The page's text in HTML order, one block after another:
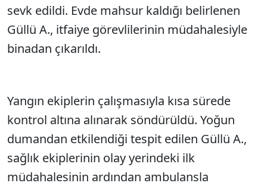
sevk edildi. Evde mahsur kaldığı belirlenen
Güllü A., itfaiye görevlilerinin müdahalesiyle
binadan çıkarıldı.
Yangın ekiplerin çalışmasıyla kısa sürede
kontrol altına alınarak söndürüldü. Yoğun
dumandan etkilendiği tespit edilen Güllü A.,
sağlık ekiplerinin olay yerindeki ilk
müdahalesinin ardından ambulansla